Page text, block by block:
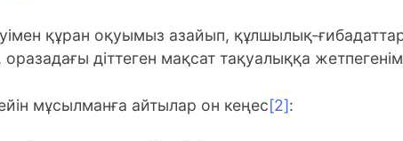
құран оқуымыз азайып, құлшылық-
оразадағы діттеген мақсат тақуалыққа
мұсылманға айтылар он кеңес[2]: